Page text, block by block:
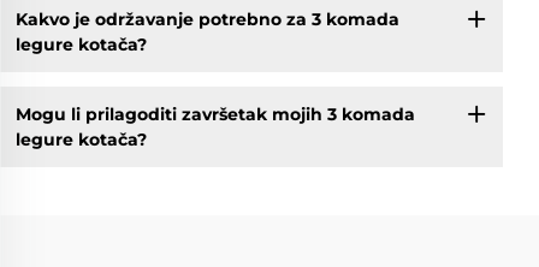
Kakvo je održavanje potrebno za 3 komada
legure kotača?
Mogu li prilagoditi završetak mojih 3 komada
legure kotača?